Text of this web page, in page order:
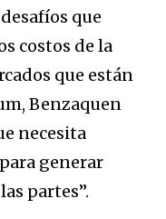
que
costos de la
que están
Benzaquen
necesita
generar
partes”.